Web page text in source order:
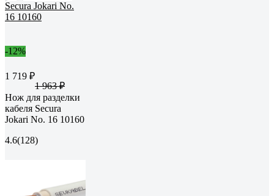
-12%
1 719 ₽
1 963 ₽
Нож для разделки
кабеля Secura
Jokari No. 16 10160
4.6(128)